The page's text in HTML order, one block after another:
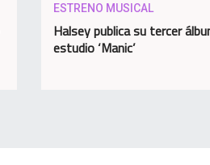
ESTRENO MUSICAL
Halsey publica su tercer
estudio ‘Manic’